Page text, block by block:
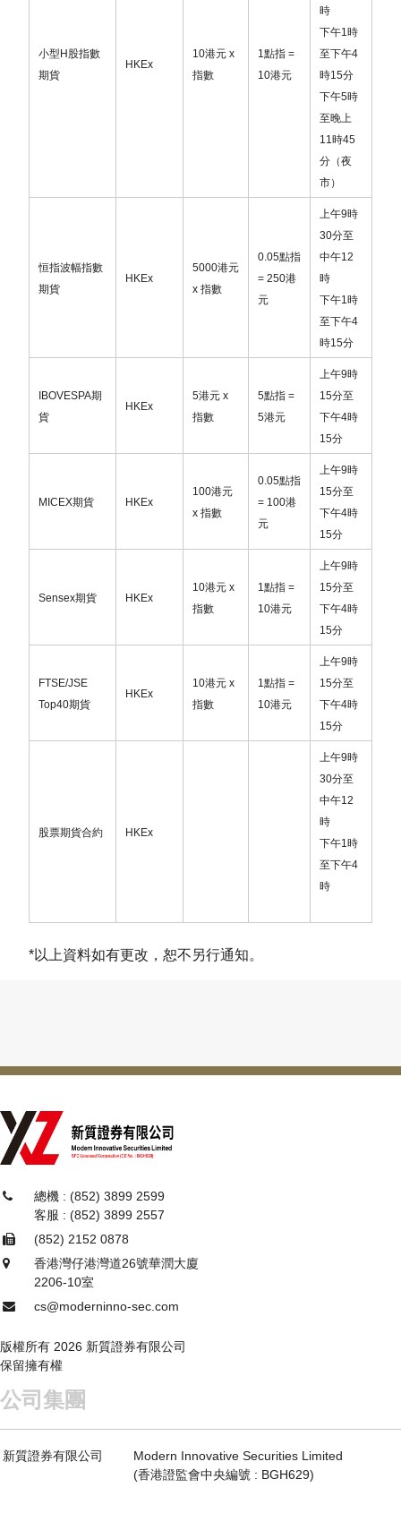
小型 H 股指數
期貨
HKEx
10港元 x
指數
1點指 =
10港元
時
下午1時
至下午4
時15分
下午5時
至晚上
11時45
分（夜
市）
恒指波幅指數
期貨
HKEx
5000港元
x 指數
0.05點指
= 250港
元
上午9時
30分至
中午12
時
下午1時
至下午4
時15分
IBOVESPA期
貨
HKEx
5港元 x
指數
5點指 =
5港元
上午9時
15分至
下午4時
15分
MICEX期貨 HKEx
100港元
x 指數
0.05點指
= 100港
元
上午9時
15分至
下午4時
15分
Sensex期貨 HKEx
10港元 x
指數
1點指 =
10港元
上午9時
15分至
下午4時
15分
FTSE/JSE
Top40期貨
HKEx
10港元 x
指數
1點指 =
10港元
上午9時
15分至
下午4時
15分
股票期貨合約 HKEx
上午9時
30分至
中午12
時
下午1時
至下午4
時
*以上資料如有更改，恕不另行通知。
總機 : (852) 3899 2599
客服 : (852) 3899 2557
(852) 2152 0878
香港灣仔港灣道26號華潤大廈
2206-10室
cs@moderninno-sec.com
版權所有 2026 新質證券有限公司
保留擁有權
公司集團
新質證券有限公司
Modern Innovative Securities Limited
(香港證監會中央編號 : BGH629)
潮商資產管理有限公
新質資產管理有限公司
Modern Innovative
Asset Management
新質企業諮詢服務有限公
Service Co., Limited
是次更改公司名稱乃為了更好地反映業務發展方向，
配合集團品牌策略，提升市場定位，帶領尊貴客戶邁
關於是次更改公司名稱期間，所有本公司的
銀行帳戶
號碼、公司地址、聯絡電話會如常運作，不會影響正
公司名稱的所有資料亦會
在官方網站不段更新，詳情請瀏覽官方網站，不便之
如有任何查詢，歡迎致電客戶服務熱線：3899 2557
特此聲明，關於近日有一名自稱為蔡錚鋒（又名
Denis Cai）人士，聲稱代表本公司及其下成員公司
(包括但不限於潮商金融控股有限公司，潮商證券有限
公司，潮商資產管理有限公司及潮商企業咨詢服務公
本公司及其下成員公司鄭重澄清，該名蔡錚鋒先生從
未獲得本公司或任何成員公司的授權或委託，而從事
因此，針對該人士所進行或與其相關的任何金融業務
或行為，本公司及其下成員公司概不承擔任何法律或
金錢上的責任，並保留追究法律責任的權利。